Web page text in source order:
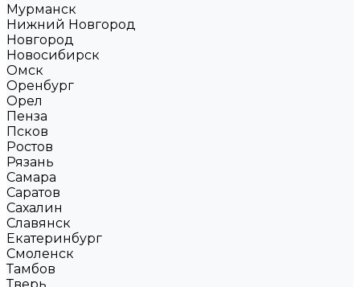
Мурманск
Нижний Новгород
Новгород
Новосибирск
Омск
Оренбург
Орел
Пенза
Псков
Ростов
Рязань
Самара
Саратов
Сахалин
Славянск
Екатеринбург
Смоленск
Тамбов